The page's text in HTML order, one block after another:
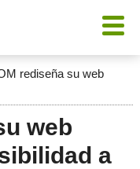
rediseña su web
web
a